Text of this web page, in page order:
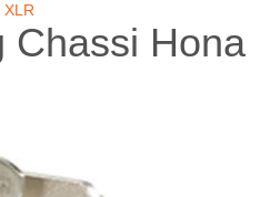
XLR
Chassi Hona